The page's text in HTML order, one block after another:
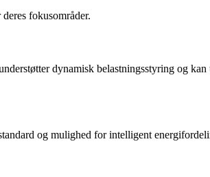
fokusområder.
dynamisk belastningsstyring og
og mulighed for intelligent